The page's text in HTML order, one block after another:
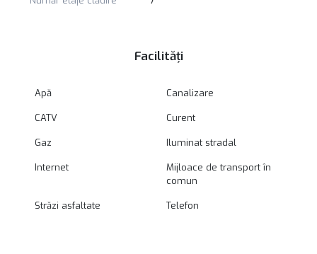
Facilități
Apă Canalizare
CATV Curent
Gaz Iluminat stradal
Internet
Mijloace de transport în
comun
Străzi asfaltate Telefon